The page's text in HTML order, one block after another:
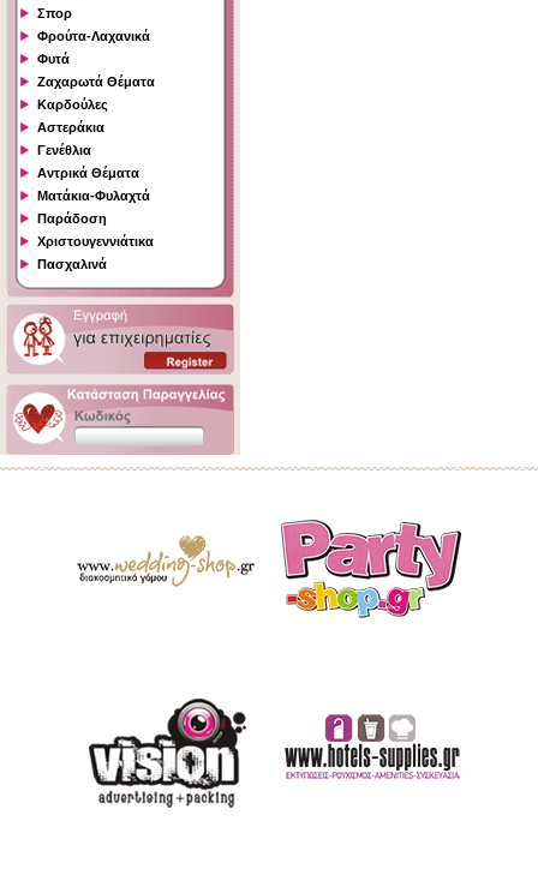
Σπορ
Φρούτα-Λαχανικά
Φυτά
Ζαχαρωτά Θέματα
Καρδούλες
Αστεράκια
Γενέθλια
Αντρικά Θέματα
Ματάκια-Φυλαχτά
Παράδοση
Χριστουγεννιάτικα
Πασχαλινά